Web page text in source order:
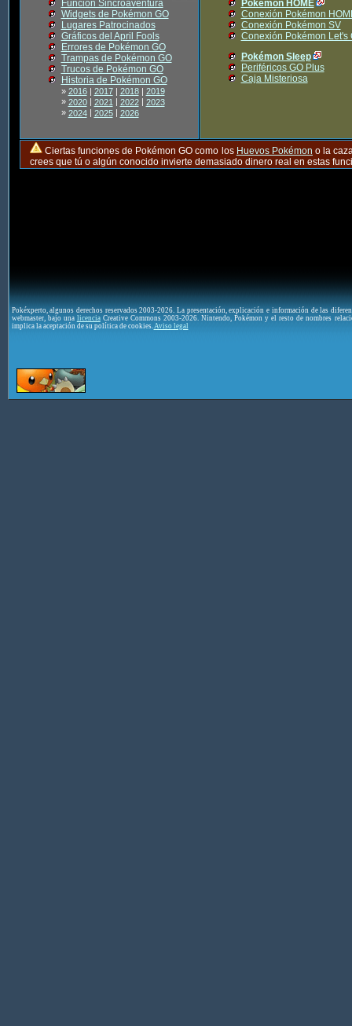
Función Sincroaventura
Widgets de Pokémon GO
Lugares Patrocinados
Gráficos del April Fools
Errores de Pokémon GO
Trampas de Pokémon GO
Trucos de Pokémon GO
Historia de Pokémon GO
» 2016| 2017| 2018| 2019
» 2020| 2021| 2022| 2023
» 2024| 2025| 2026
Pokémon HOME
Conexión Pokémon
Conexión Pokémon SV
Conexión Pokémon Let's
Pokémon Sleep
Periféricos GO Plus
Caja Misteriosa
Ciertas funciones de Pokémon GO como los Huevos Pokémon o la
crees que tú o algún conocido invierte demasiado dinero real en estas
Pokéxperto, algunos derechos reservados 2003-2026. La presentación, explicación e información de las
webmaster, bajo una licenciaCreative Commons 2003-2026. Nintendo, Pokémon y el resto de nombres
implica la aceptación de su política de cookies. Aviso legal